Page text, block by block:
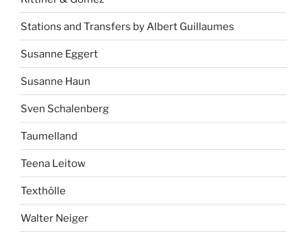
Stations and Transfers by Albert Guillaumes
Susanne Eggert
Susanne Haun
Sven Schalenberg
Taumelland
Teena Leitow
Texthölle
Walter Neiger